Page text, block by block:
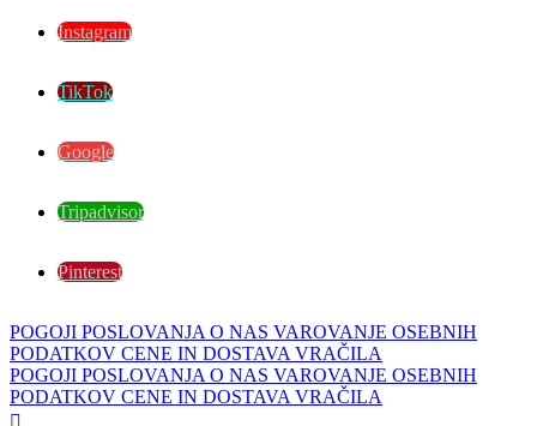
Instagram
TikTok
Google
Tripadvisor
Pinterest
POGOJI POSLOVANJA O NAS VAROVANJE OSEBNIH
PODATKOV CENE IN DOSTAVA VRAČILA
POGOJI POSLOVANJA O NAS VAROVANJE OSEBNIH
PODATKOV CENE IN DOSTAVA VRAČILA
